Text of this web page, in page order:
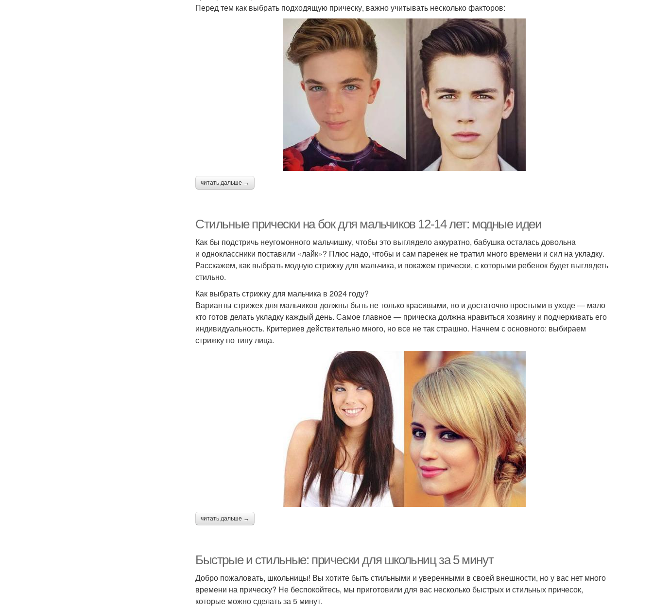
Стрижки до плеч
Стрижки для
парикмахеров
Перед тем как выбрать подходящую прическу, важно учитывать несколько факторов:
читать дальше →
Стильные прически на бок для мальчиков 12-14 лет: модные идеи
Как бы подстричь неугомонного мальчишку, чтобы это выглядело аккуратно, бабушка осталась довольна
и одноклассники поставили «лайк»? Плюс надо, чтобы и сам паренек не тратил много времени и сил на укладку.
Расскажем, как выбрать модную стрижку для мальчика, и покажем прически, с которыми ребенок будет выглядеть
стильно.
Как выбрать стрижку для мальчика в 2024 году?
Варианты стрижек для мальчиков должны быть не только красивыми, но и достаточно простыми в уходе — мало
кто готов делать укладку каждый день. Самое главное — прическа должна нравиться хозяину и подчеркивать его
индивидуальность. Критериев действительно много, но все не так страшно. Начнем с основного: выбираем
стрижку по типу лица.
читать дальше →
Быстрые и стильные: прически для школьниц за 5 минут
Добро пожаловать, школьницы! Вы хотите быть стильными и уверенными в своей внешности, но у вас нет много
времени на прическу? Не беспокойтесь, мы приготовили для вас несколько быстрых и стильных причесок,
которые можно сделать за 5 минут.